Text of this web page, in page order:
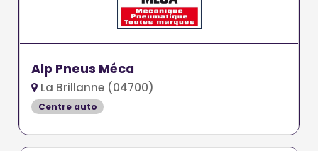
Alp Pneus Méca
La Brillanne (04700)
Centre auto